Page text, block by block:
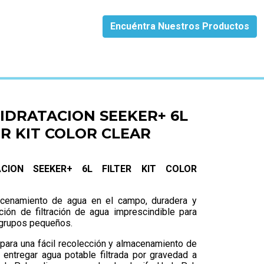
Encuéntra Nuestros Productos
SEEKER+ 6L
KIT COLOR CLEAR
SEEKER+ 6L FILTER KIT COLOR
de agua en el campo, duradera y
de filtración de agua imprescindible para
pequeños.
una fácil recolección y almacenamiento de
agua potable filtrada por gravedad a